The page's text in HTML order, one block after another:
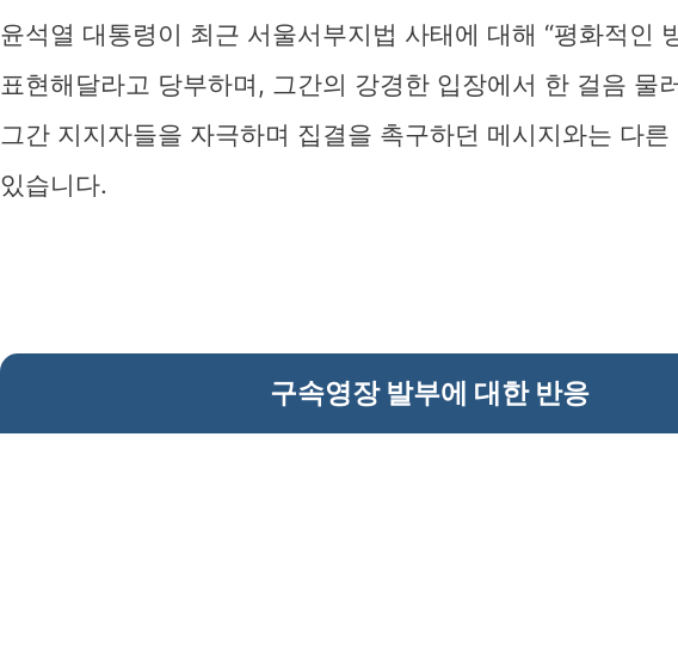
윤석열 대통령이 최근 서울서부지법 사태에 대해 “평화적인
표현해달라고 당부하며, 그간의 강경한 입장에서 한 걸음 물
그간 지지자들을 자극하며 집결을 촉구하던 메시지와는 다
있습니다.
구속영장 발부에 대한 반응